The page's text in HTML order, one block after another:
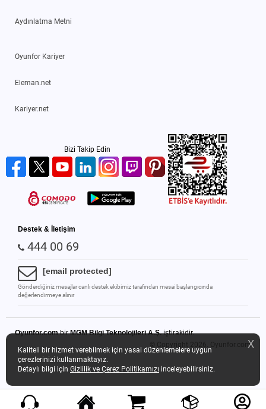
X
Kaliteli bir hizmet verebilmek için yasal düzenlemelere uygun
çerezlerinizi kullanmaktayız.
Detaylı bilgi için Gizlilik ve Çerez Politikamızı inceleyebilirsiniz.
Aydınlatma Metni
Oyunfor Kariyer
Eleman.net
Kariyer.net
Bizi Takip Edin
Destek & İletişim
444 00 69
[email protected]
Gönderdiğiniz mesajlar canlı destek ekibimiz tarafından mesai başlangıcında
değerlendirmeye alınır
Oyunfor.combirMGM Bilgi Teknolojileri A.Ş.iştirakidir.
© Copyright 2026. Oyunfor.com